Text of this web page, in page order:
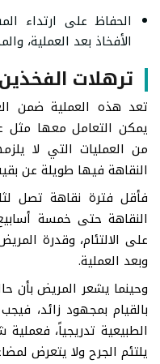
الحفاظ على ارتداء
الأفخاذ بعد العملية،
ترهلات
تعد هذه العملية ضمن
يمكن التعامل معها مثل
من العمليات التي لا
النقاهة فيها طويلة عن
فأقل فترة نقاهة تصل
النقاهة حتى خمسة
على الالتئام، وقدرة
وبعد العملية.
وحينما يشعر المريض بأن
بالقيام بمجهود زائد،
الطبيعية تدريجياً، فعملية
يلتئم الجرح ولا يتعرض